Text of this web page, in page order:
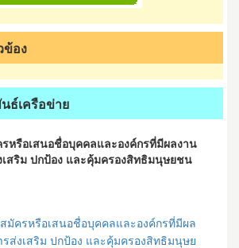
ข้อง
ธ์เครือข่าย
หรือเสนอชื่อบุคคลและองค์กรที่มีผลงาน
สริม ปกป้อง และคุ้มครองสิทธิมนุษยชน
ครหรือเสนอชื่อบุคคลและองค์กรที่มีผล
ส่งเสริม ปกป้อง และคุ้มครองสิทธิมนุษย